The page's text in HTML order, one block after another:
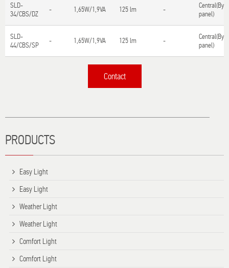
SLD-
34/CBS/DZ
- 1,65W/1,9VA 125 lm -
Central(By
panel)
SLD-
44/CBS/SP
- 1,65W/1,9VA 125 lm -
Central(By
panel)
Contact
PRODUCTS
Easy Light
Easy Light
Weather Light
Weather Light
Comfort Light
Comfort Light